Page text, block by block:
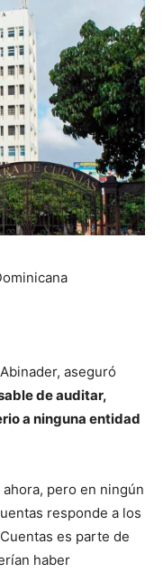
aseguró
de auditar,
a ninguna entidad
pero en ningún
responde a los
es parte de
haber